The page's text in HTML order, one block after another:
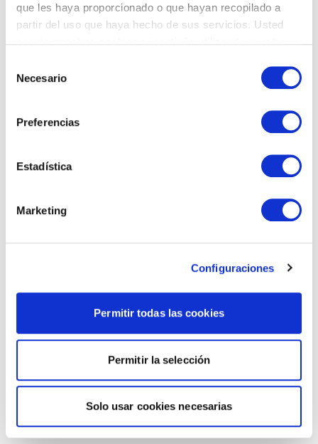
que les haya proporcionado o que hayan recopilado a
partir del uso que haya hecho de sus servicios. Usted
Necesario
Preferencias
Estadística
Marketing
Configuraciones
Permitir todas las cookies
Permitir la selección
Solo usar cookies necesarias